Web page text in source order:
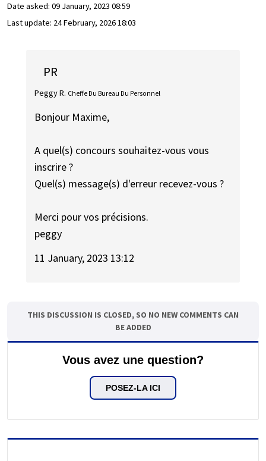
Date asked: 09 January, 2023 08:59
Last update: 24 February, 2026 18:03
PR
Peggy R. Cheffe Du Bureau Du Personnel
Bonjour Maxime,
A quel(s) concours souhaitez-vous vous
inscrire ?
Quel(s) message(s) d'erreur recevez-vous ?
Merci pour vos précisions.
peggy
11 January, 2023 13:12
THIS DISCUSSION IS CLOSED, SO NO NEW COMMENTS CAN
BE ADDED
Vous avez une question?
POSEZ-LA ICI